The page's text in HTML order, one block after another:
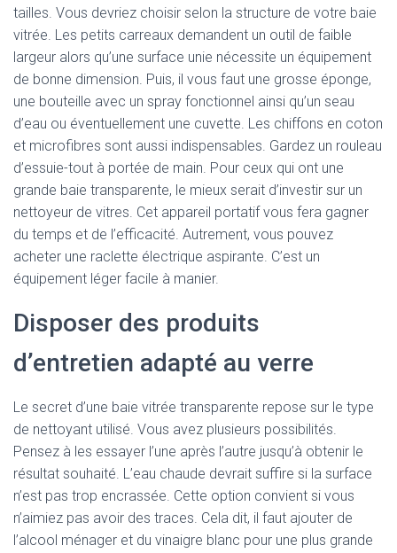
tailles. Vous devriez choisir selon la structure de votre baie
vitrée. Les petits carreaux demandent un outil de faible
largeur alors qu’une surface unie nécessite un équipement
de bonne dimension. Puis, il vous faut une grosse éponge,
une bouteille avec un spray fonctionnel ainsi qu’un seau
d’eau ou éventuellement une cuvette. Les chiffons en coton
et microfibres sont aussi indispensables. Gardez un rouleau
d’essuie-tout à portée de main. Pour ceux qui ont une
grande baie transparente, le mieux serait d’investir sur un
nettoyeur de vitres. Cet appareil portatif vous fera gagner
du temps et de l’efficacité. Autrement, vous pouvez
acheter une raclette électrique aspirante. C’est un
équipement léger facile à manier.
Disposer des produits
d’entretien adapté au verre
Le secret d’une baie vitrée transparente repose sur le type
de nettoyant utilisé. Vous avez plusieurs possibilités.
Pensez à les essayer l’une après l’autre jusqu’à obtenir le
résultat souhaité. L’eau chaude devrait suffire si la surface
n’est pas trop encrassée. Cette option convient si vous
n’aimiez pas avoir des traces. Cela dit, il faut ajouter de
l’alcool ménager et du vinaigre blanc pour une plus grande